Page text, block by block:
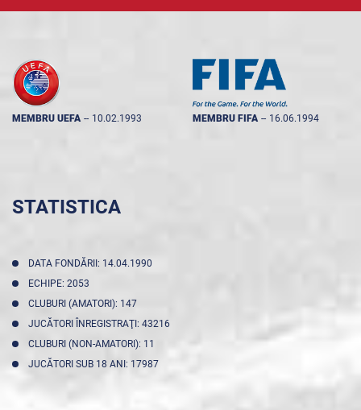
MEMBRU UEFA -- 10.02.1993 MEMBRU FIFA -- 16.06.1994
STATISTICA
DATA FONDĂRII: 14.04.1990
ECHIPE: 2053
CLUBURI (AMATORI): 147
JUCĂTORI ÎNREGISTRAŢI: 43216
CLUBURI (NON-AMATORI): 11
JUCĂTORI SUB 18 ANI: 17987